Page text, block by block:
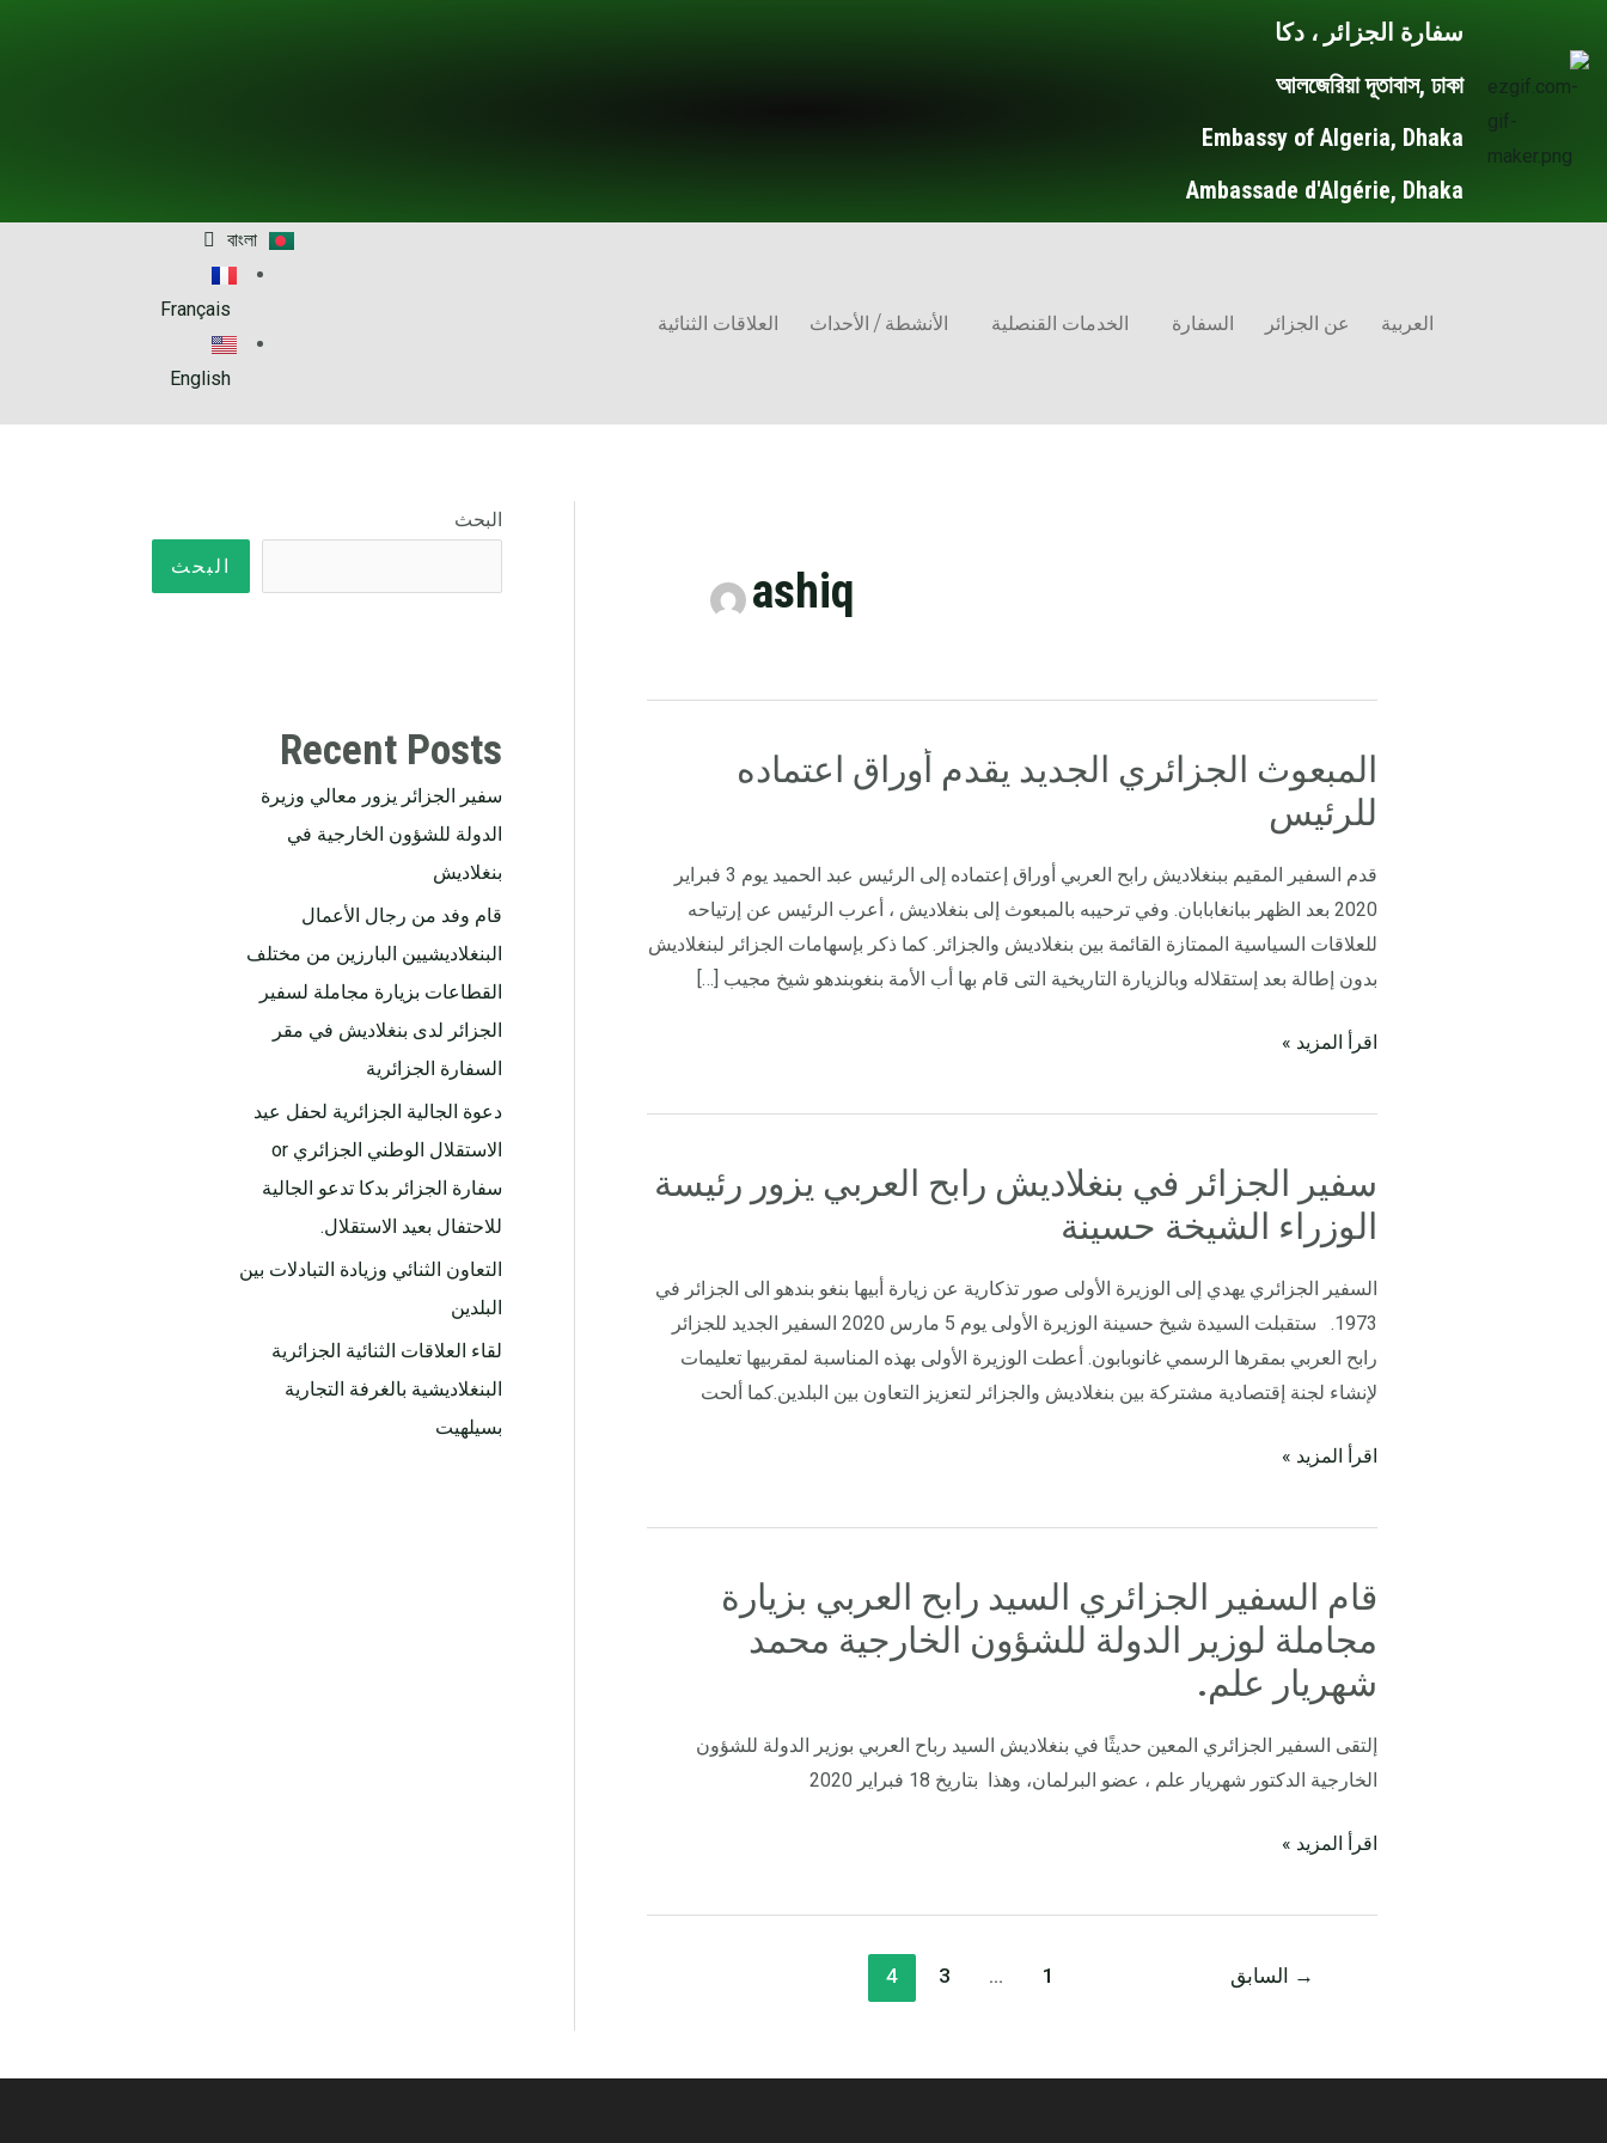
إلى
المحتوى
سفارة الجزائر ، دكا
আলজেরিয়া দূতাবাস, ঢাকা
Embassy of Algeria, Dhaka
Ambassade d'Algérie, Dhaka
العربية عن الجزائر السفارة الخدمات القنصلية الأنشطة / الأحداث العلاقات الثنائية
বাংলা
Français
English
ashiq
المبعوث الجزائري الجديد يقدم أوراق اعتماده
للرئيس
قدم السفير المقيم ببنغلاديش رابح العربي أوراق إعتماده إلى الرئيس عبد الحميد يوم 3 فبراير
2020 بعد الظهر ببانغابابان. وفي ترحيبه بالمبعوث إلى بنغلاديش ، أعرب الرئيس عن إرتياحه
للعلاقات السياسية الممتازة القائمة بين بنغلاديش والجزائر. كما ذكر بإسهامات الجزائر لبنغلاديش
بدون إطالة بعد إستقلاله وبالزيارة التاريخية التى قام بها أب الأمة بنغوبندهو شيخ مجيب […]
المبعوث
الجزائري
الجديد
يقدم
أوراق
اعتماده
للرئيس
اقرأ المزيد »
سفير الجزائر في بنغلاديش رابح العربي يزور رئيسة
الوزراء الشيخة حسينة
السفير الجزائري يهدي إلى الوزيرة الأولى صور تذكارية عن زيارة أبيها بنغو بندهو الى الجزائر في
1973. ستقبلت السيدة شيخ حسينة الوزيرة الأولى يوم 5 مارس 2020 السفير الجديد للجزائر
رابح العربي بمقرها الرسمي غانوبابون. أعطت الوزيرة الأولى بهذه المناسبة لمقربيها تعليمات
لإنشاء لجنة إقتصادية مشتركة بين بنغلاديش والجزائر لتعزيز التعاون بين البلدين.كما ألحت
سفير
الجزائر
بنغلاديش
رابح
العربي
يزور
الوزراء
حسينة
اقرأ المزيد »
قام السفير الجزائري السيد رابح العربي بزيارة
مجاملة لوزير الدولة للشؤون الخارجية محمد
شهريار علم.
إلتقى السفير الجزائري المعين حديثًا في بنغلاديش السيد رباح العربي بوزير الدولة للشؤون
الخارجية الدكتور شهريار علم ، عضو البرلمان، وهذا بتاريخ 18 فبراير 2020
قام
السفير
الجزائري
السيد
رابح
العربي
مجاملة
علم.
اقرأ المزيد »
Post
→ السابق 1
…
3
4
البحث
البحث
Recent Posts
سفير الجزائر يزور معالي وزيرة
الدولة للشؤون الخارجية في
بنغلاديش
قام وفد من رجال الأعمال
البنغلاديشيين البارزين من مختلف
القطاعات بزيارة مجاملة لسفير
الجزائر لدى بنغلاديش في مقر
السفارة الجزائرية
دعوة الجالية الجزائرية لحفل عيد
الاستقلال الوطني الجزائري or
سفارة الجزائر بدكا تدعو الجالية
للاحتفال بعيد الاستقلال.
التعاون الثنائي وزيادة التبادلات بين
البلدين
لقاء العلاقات الثنائية الجزائرية
البنغلاديشية بالغرفة التجارية
بسيلهيت